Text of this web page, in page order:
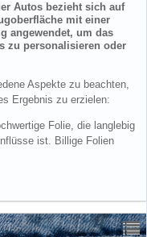
Autos bezieht sich auf
mit einer
angewendet, um das
zu personalisieren oder
Aspekte zu beachten,
Ergebnis zu erzielen:
Folie, die langlebig
ist. Billige Folien